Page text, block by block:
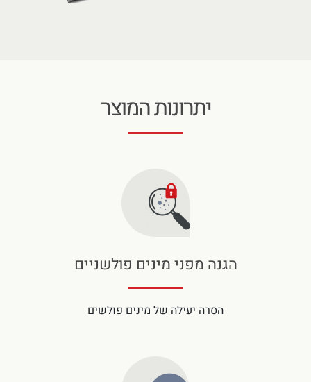
יתרונות המוצר
הגנה מפני מינים פולשניים
הסרה יעילה של מינים פולשים